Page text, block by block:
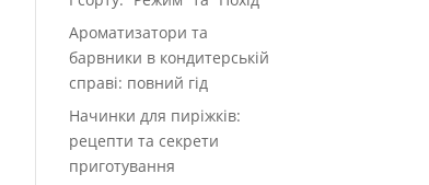
Ароматизатори та
барвники в кондитерській
справі: повний гід
Начинки для пиріжків:
рецепти та секрети
приготування